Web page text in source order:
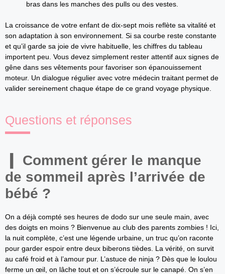
bras dans les manches des pulls ou des vestes.
La croissance de votre enfant de dix-sept mois reflète sa vitalité et
son adaptation à son environnement. Si sa courbe reste constante
et qu’il garde sa joie de vivre habituelle, les chiffres du tableau
importent peu. Vous devez simplement rester attentif aux signes de
gêne dans ses vêtements pour favoriser son épanouissement
moteur. Un dialogue régulier avec votre médecin traitant permet de
valider sereinement chaque étape de ce grand voyage physique.
Questions et réponses
Comment gérer le manque
de sommeil après l’arrivée de
bébé ?
On a déjà compté ses heures de dodo sur une seule main, avec
des doigts en moins ? Bienvenue au club des parents zombies ! Ici,
la nuit complète, c’est une légende urbaine, un truc qu’on raconte
pour garder espoir entre deux biberons tièdes. La vérité, on survit
au café froid et à l’amour pur. L’astuce de ninja ? Dès que le loulou
ferme un œil, on lâche tout et on s’écroule sur le canapé. On s’en